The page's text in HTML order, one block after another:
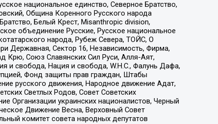
национальное единство, Северное Братство,
Община Коренного Русского народа
Белый Крест, Misanthropic division,
объединение Русские, Русское национальное
народа, Рубеж Севера, ТОЙС, О
Державная, Сектор 16, Независимость, Фирма,
Крю, Союз Славянских Сил Руси, Алля-Аят,
и свобода, Нация и свобода, W.H.С., Фалунь Дафа,
Фонд защиты прав граждан, Штабы
русского движения, Народное движение Адат,
Светлых Родов, Совет Советских
Организации украинских националистов, Черный
Движение Весна, Верховный Совет
комитет совета народных депутатов